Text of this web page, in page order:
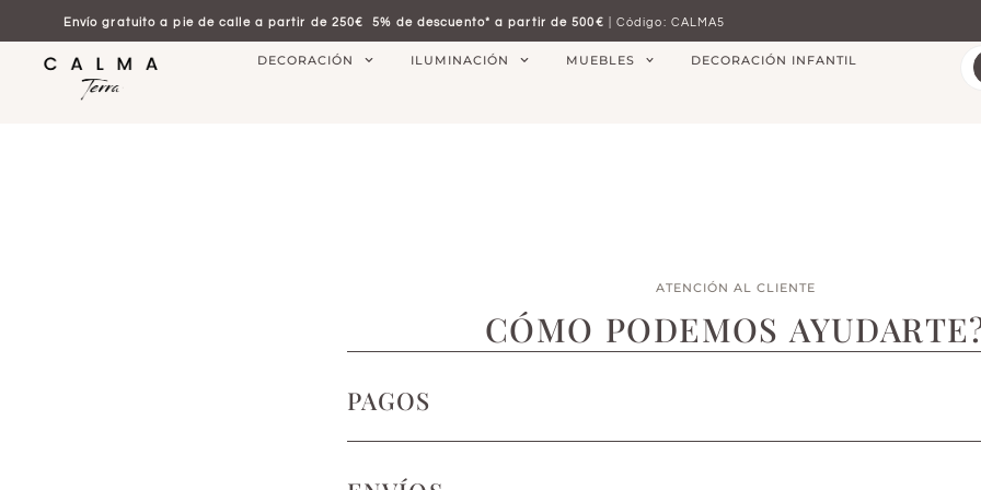
Envío gratuito a pie de calle a partir de 250€ 5% de descuento* a partir de 500€ | Código: CALMA5
DECORACIÓN ILUMINACIÓN MUEBLES DECORACIÓN INFANTIL
ATENCIÓN AL CLIENTE
CÓMO PODEMOS
PAGOS